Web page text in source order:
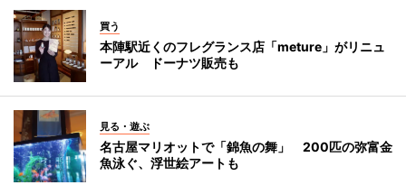
買う
本陣駅近くのフレグランス店「meture」がリニュ
ーアル ドーナツ販売も
見る・遊ぶ
名古屋マリオットで「錦魚の舞」 200匹の弥富金
魚泳ぐ、浮世絵アートも